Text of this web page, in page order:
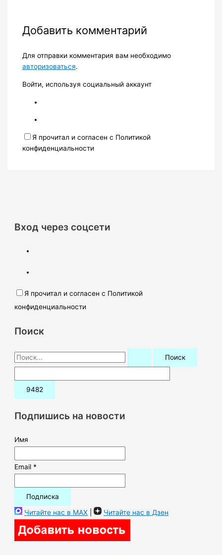
Добавить комментарий
Для отправки комментария вам необходимо
авторизоваться.
Войти, используя социальный аккаунт
Я прочитал и согласен с Политикой
конфиденциальности
Вход через соцсети
Я прочитал и согласен с Политикой
конфиденциальности
Поиск
П
о
и
:Подпишись на новости
Имя
Email *
Читайте нас в MAX | Читайте нас в Дзен